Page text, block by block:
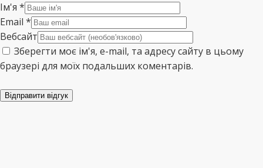
Ім'я *
Email *
Вебсайт
Зберегти моє ім'я, e-mail, та адресу сайту в цьому
браузері для моїх подальших коментарів.
Відправити відгук